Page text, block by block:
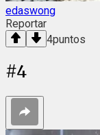
edaswong
Reportar
4puntos
#4